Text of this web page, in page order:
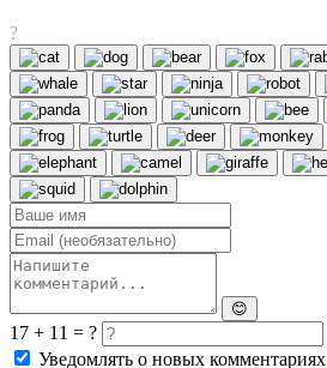
?
😊
17 + 11 = ?
Уведомлять о новых комментариях